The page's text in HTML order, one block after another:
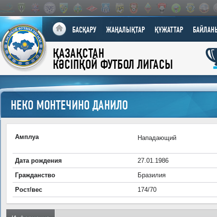
БАСҚАРУ ЖАҢАЛЫҚТАР ҚҰЖАТТАР
ҚАЗАҚСТАН
КӘСІПҚОЙ ФУТБОЛ ЛИГАСЫ
НЕКО МОНТЕЧИНО ДАНИЛО
Амплуа Нападающий
Дата рождения
27.01.1986
Гражданство
Бразилия
Рост/вес
174/70